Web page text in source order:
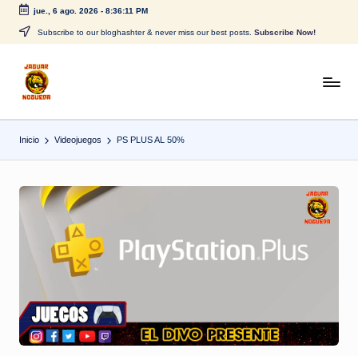
Saltar
contenido
jue., 6 ago. 2026- 8:36:11 PM
Subscribe to our bloghashter & never miss our best posts. Subscribe Now!
J
a
g
a
g
u
CONTENIDO
Inicio Videojuegos PS PLUS AL 50%